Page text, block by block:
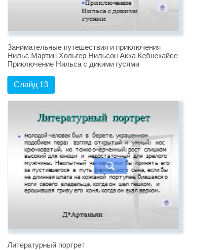
Занимательные путешествия и приключения
Нильс Мартин Хольгер Нильсон Акка Кебнекайсе
Приключение Нильса с дикими гусями
Слайд 13
Литературный портрет